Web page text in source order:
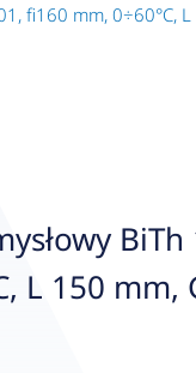
Konfiguratory
fi160 mm, 0÷60°C,
BiTh
L 150 mm,